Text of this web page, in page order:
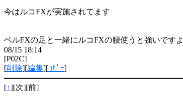
今はルコFXが実施されてます
ベルFXの足と一緒にルコFXの腰使うと強いですよ
08/15 18:14
[P02C]
[削除][編集][ｺﾋﾟｰ]
[↑][次][前]